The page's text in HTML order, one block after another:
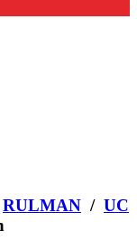
RULMAN / UC